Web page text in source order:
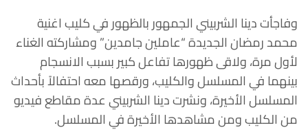
وفاجأت دينا الشربيني الجمهور بالظهور في كليب اغنية
محمد رمضان الجديدة “عاملين جامدين” ومشاركته الغناء
لأول مرة، ولاقى ظهورها تفاعل كبير بسبب الانسجام
بينهما في المسلسل والكليب، ورقصها معه احتفالاً بأحداث
المسلسل الأخيرة، ونشرت دينا الشربيني عدة مقاطع فيديو
من الكليب ومن مشاهدها الأخيرة في المسلسل.